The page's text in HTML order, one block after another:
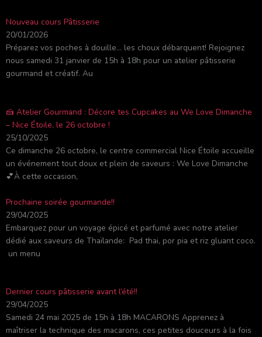
Nouveau cours Pâtisserie
20/01/2026
Préparez vos poches à douille… les choux débarquent! Rejoignez
nous samedi 31 janvier de 15h à 18h pour un atelier pâtisserie
gourmand et créatif. Au
🍰 Atelier Gourmand : Décore tes Cupcakes au We Love Dimanche
– Nice Étoile, le 26 octobre !
25/10/2025
Ce dimanche 26 octobre, le centre commercial Nice Étoile accueille
un événement tout doux et plein de saveurs : We Love Dimanche
💕À cette occasion,
Prochaine soirée gourmande!!
29/04/2025
Embarquez pour un voyage épicé et parfumé avec notre atelier
dédié aux saveurs de Thaïlande: Pad thai, por pia et riz gluant coco.
un menu
Dernier cours pâtisserie avant l’été!!
29/04/2025
Samedi 24 mai 2025 de 15h à 18h MACARONS Apprenez à
maîtriser la technique des macarons, ces petites douceurs à la fois